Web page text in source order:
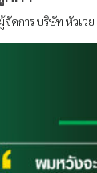
จัดการ บริษัท หัวเว่